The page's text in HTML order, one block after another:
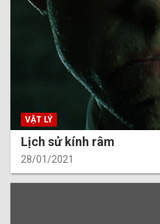
VẬT LÝ
Lịch sử kính râm
28/01/2021